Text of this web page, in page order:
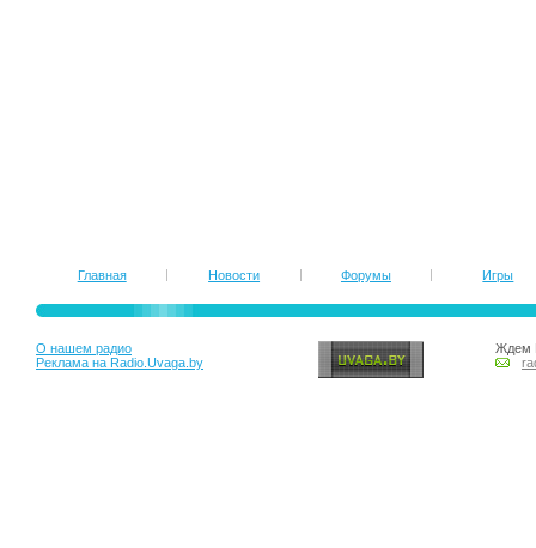
Главная Новости Форумы Игры
О нашем радио
Реклама на Radio.Uvaga.by
Ждем